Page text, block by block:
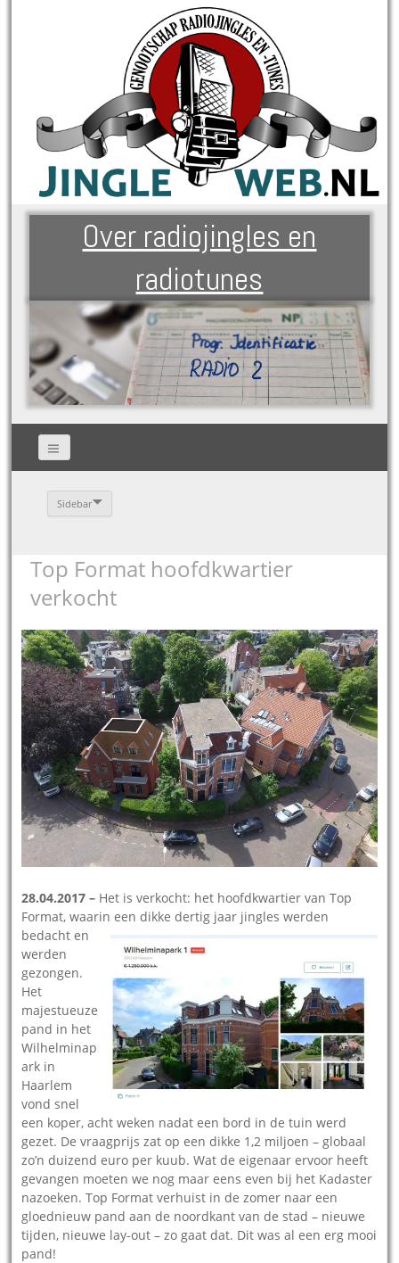
Over radiojingles en
radiotunes
Sidebar
Top Format hoofdkwartier
verkocht
28.04.2017 – Het is verkocht: het hoofdkwartier van Top
Format, waarin een dikke dertig jaar jingles werden
bedacht en
werden
gezongen.
Het
majestueuze
pand in het
Wilhelminap
ark in
Haarlem
vond snel
een koper, acht weken nadat een bord in de tuin werd
gezet. De vraagprijs zat op een dikke 1,2 miljoen – globaal
zo’n duizend euro per kuub. Wat de eigenaar ervoor heeft
gevangen moeten we nog maar eens even bij het Kadaster
nazoeken. Top Format verhuist in de zomer naar een
gloednieuw pand aan de noordkant van de stad – nieuwe
tijden, nieuwe lay-out – zo gaat dat. Dit was al een erg mooi
pand!